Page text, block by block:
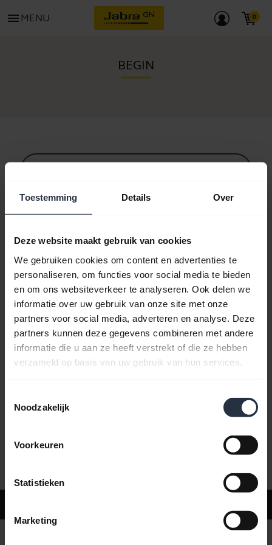
Toestemming Details Over
Deze website maakt gebruik van cookies
We gebruiken cookies om content en advertenties te
personaliseren, om functies voor social media te bieden
en om ons websiteverkeer te analyseren. Ook delen we
informatie over uw gebruik van onze site met onze
partners voor social media, adverteren en analyse. Deze
partners kunnen deze gegevens combineren met andere
informatie die u aan ze heeft verstrekt of die ze hebben
verzameld op basis van uw gebruik van hun services.
Noodzakelijk
Voorkeuren
Statistieken
Marketing
menu MENU
BEGIN
Bluetooth-koppelgids
Veelgestelde vragen
Productdocumenten